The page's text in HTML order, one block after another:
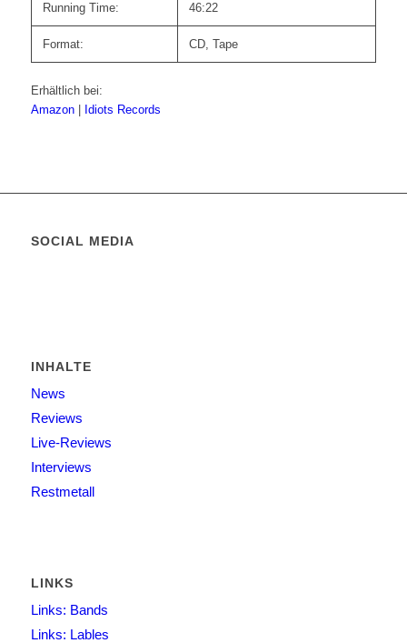
Running Time: 46:22
Format: CD, Tape
Erhältlich bei:
Amazon
Idiots Records
SOCIAL MEDIA
INHALTE
News
Reviews
Live-Reviews
Interviews
Restmetall
LINKS
Links: Bands
Links: Lables